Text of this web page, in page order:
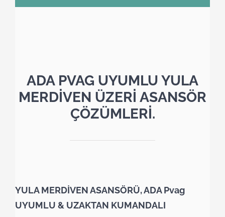
ADA PVAG UYUMLU YULA
MERDİVEN ÜZERİ ASANSÖR
ÇÖZÜMLERİ.
YULA MERDİVEN ASANSÖRÜ, ADA Pvag
UYUMLU & UZAKTAN KUMANDALI